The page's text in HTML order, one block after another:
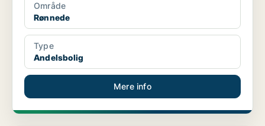
Område
Rønnede
Type
Andelsbolig
Mere info